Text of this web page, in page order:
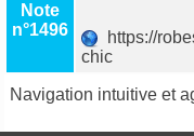
Note
n°1496
https://
chic
Navigation intuitive et